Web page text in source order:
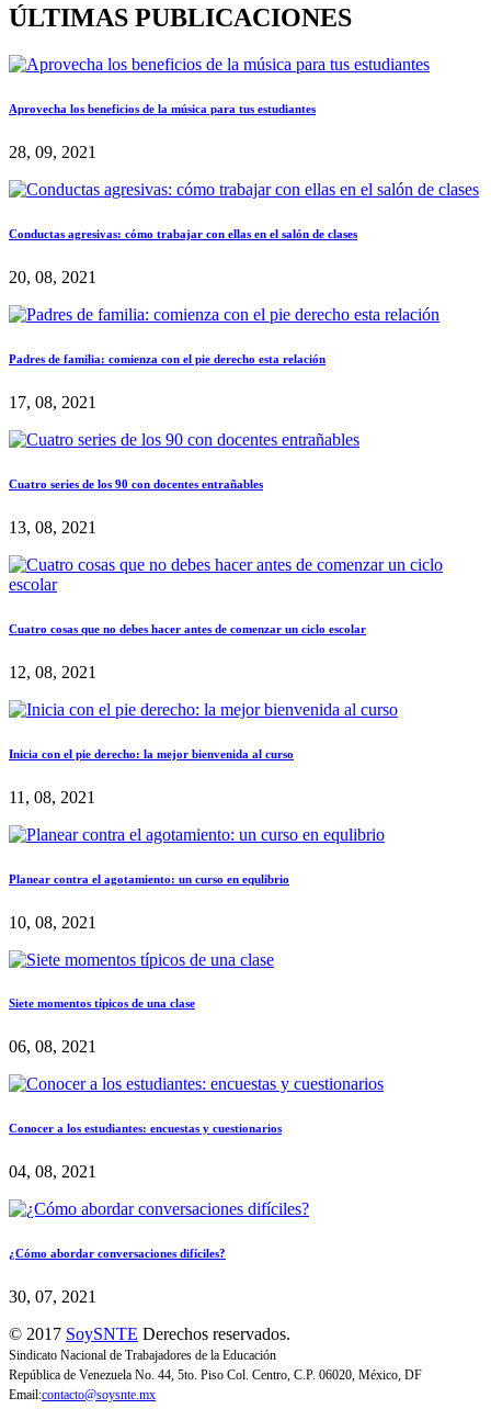
ÚLTIMAS PUBLICACIONES
Aprovecha los beneficios de la música para tus estudiantes
28, 09, 2021
Conductas agresivas: cómo trabajar con ellas en el salón de clases
20, 08, 2021
Padres de familia: comienza con el pie derecho esta relación
17, 08, 2021
Cuatro series de los 90 con docentes entrañables
13, 08, 2021
Cuatro cosas que no debes hacer antes de comenzar un ciclo escolar
12, 08, 2021
Inicia con el pie derecho: la mejor bienvenida al curso
11, 08, 2021
Planear contra el agotamiento: un curso en equlibrio
10, 08, 2021
Siete momentos típicos de una clase
06, 08, 2021
Conocer a los estudiantes: encuestas y cuestionarios
04, 08, 2021
¿Cómo abordar conversaciones difíciles?
30, 07, 2021
© 2017 SoySNTE Derechos reservados.
Sindicato Nacional de Trabajadores de la Educación
República de Venezuela No. 44, 5to. Piso Col. Centro, C.P. 06020, México, DF
Email:contacto@soysnte.mx